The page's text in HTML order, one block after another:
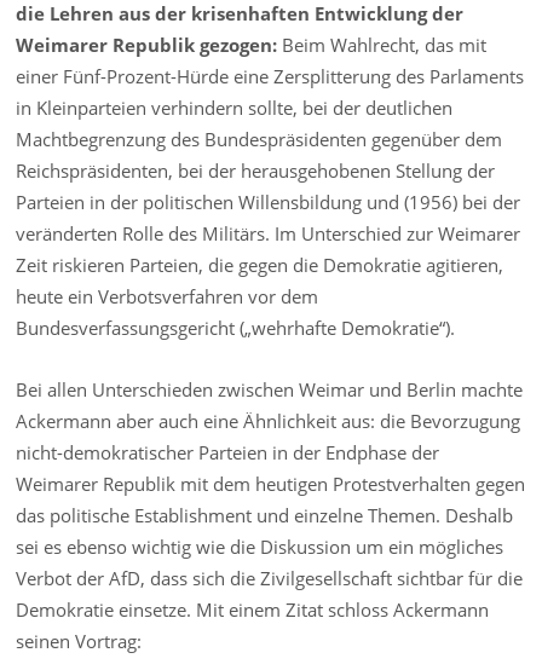
die Lehren aus der krisenhaften Entwicklung der
Weimarer Republik gezogen: Beim Wahlrecht, das mit
einer Fünf-Prozent-Hürde eine Zersplitterung des Parlaments
in Kleinparteien verhindern sollte, bei der deutlichen
Machtbegrenzung des Bundespräsidenten gegenüber dem
Reichspräsidenten, bei der herausgehobenen Stellung der
Parteien in der politischen Willensbildung und (1956) bei der
veränderten Rolle des Militärs. Im Unterschied zur Weimarer
Zeit riskieren Parteien, die gegen die Demokratie agitieren,
heute ein Verbotsverfahren vor dem
Bundesverfassungsgericht („wehrhafte Demokratie“).
Bei allen Unterschieden zwischen Weimar und Berlin machte
Ackermann aber auch eine Ähnlichkeit aus: die Bevorzugung
nicht-demokratischer Parteien in der Endphase der
Weimarer Republik mit dem heutigen Protestverhalten gegen
das politische Establishment und einzelne Themen. Deshalb
sei es ebenso wichtig wie die Diskussion um ein mögliches
Verbot der AfD, dass sich die Zivilgesellschaft sichtbar für die
Demokratie einsetze. Mit einem Zitat schloss Ackermann
seinen Vortrag: